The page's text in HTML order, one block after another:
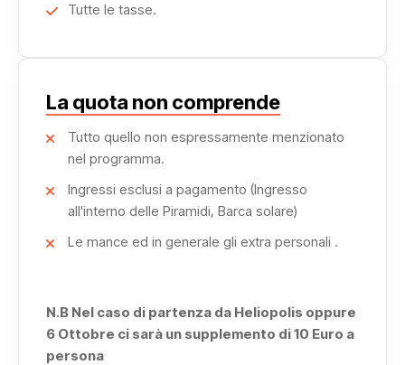
Tutte le tasse.
La quota non comprende
Tutto quello non espressamente menzionato
nel programma.
Ingressi esclusi a pagamento (Ingresso
all'interno delle Piramidi, Barca solare)
Le mance ed in generale gli extra personali .
N.B Nel caso di partenza da Heliopolis oppure
6 Ottobre ci sarà un supplemento di 10 Euro a
persona